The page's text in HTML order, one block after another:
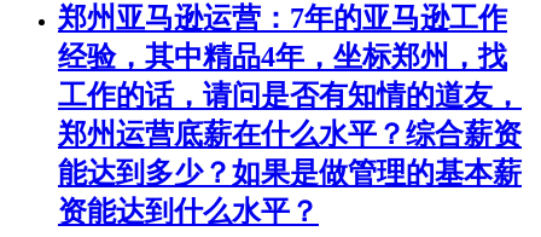
郑州亚马逊运营：7年的亚马逊工作
经验，其中精品4年，坐标郑州，找
工作的话，请问是否有知情的道友，
郑州运营底薪在什么水平？综合薪资
能达到多少？如果是做管理的基本薪
资能达到什么水平？